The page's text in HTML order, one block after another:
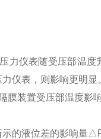
力仪表随受压部温度
仪表，则影响更明显
装置受压部温度影响
的液位差的影响量△P